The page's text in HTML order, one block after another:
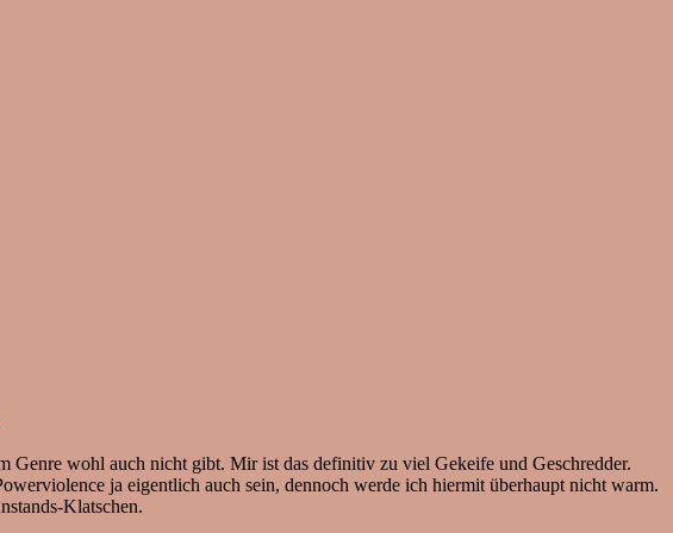
Genre wohl auch nicht gibt. Mir ist das definitiv zu viel Gekeife und Geschredder.
ja eigentlich auch sein, dennoch werde ich hiermit überhaupt nicht warm.
Klatschen.